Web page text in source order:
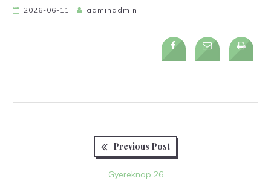
2026-06-11 adminadmin
Previous Post
Gyereknap 26